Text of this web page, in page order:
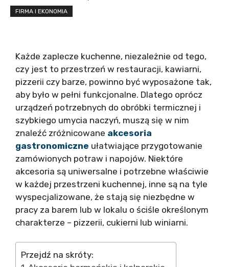
FIRMA I EKONOMIA
Każde zaplecze kuchenne, niezależnie od tego,
czy jest to przestrzeń w restauracji, kawiarni,
pizzerii czy barze, powinno być wyposażone tak,
aby było w pełni funkcjonalne. Dlatego oprócz
urządzeń potrzebnych do obróbki termicznej i
szybkiego umycia naczyń, muszą się w nim
znaleźć zróżnicowane akcesoria
gastronomiczne ułatwiające przygotowanie
zamówionych potraw i napojów. Niektóre
akcesoria są uniwersalne i potrzebne właściwie
w każdej przestrzeni kuchennej, inne są na tyle
wyspecjalizowane, że stają się niezbędne w
pracy za barem lub w lokalu o ściśle określonym
charakterze – pizzerii, cukierni lub winiarni.
Przejdź na skróty: